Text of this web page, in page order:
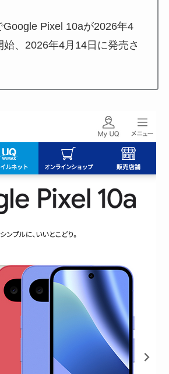
Google Pixel 10aが2026年4
始、2026年4月14日に発売さ